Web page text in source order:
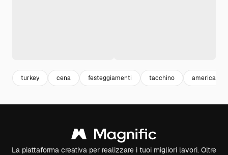
turkey cena festeggiamenti tacchino america
La piattaforma creativa per realizzare i tuoi migliori lavori. Oltre